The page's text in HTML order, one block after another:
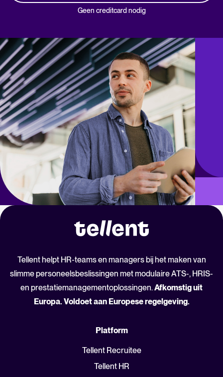
Geen creditcard nodig
Tellent helpt HR-teams en managers bij het maken van
slimme personeelsbeslissingen met modulaire ATS-, HRIS-
en prestatiemanagementoplossingen.Afkomstig uit
Europa. Voldoet aan Europese regelgeving.
Platform
Tellent Recruitee
Tellent HR